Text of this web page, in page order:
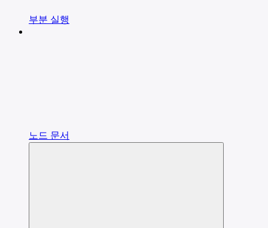
부분 실행
노드 문서